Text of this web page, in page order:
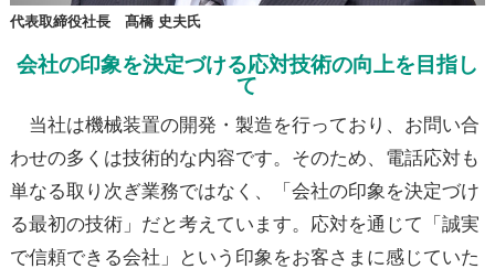
代表取締役社長 髙橋 史夫氏
会社の印象を決定づける応対技術の向上を目指し
て
当社は機械装置の開発・製造を行っており、お問い合
わせの多くは技術的な内容です。そのため、電話応対も
単なる取り次ぎ業務ではなく、「会社の印象を決定づけ
る最初の技術」だと考えています。応対を通じて「誠実
で信頼できる会社」という印象をお客さまに感じていた